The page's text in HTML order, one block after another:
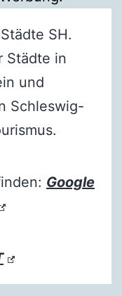
SH.
Städte in
und
Schleswig-
Google